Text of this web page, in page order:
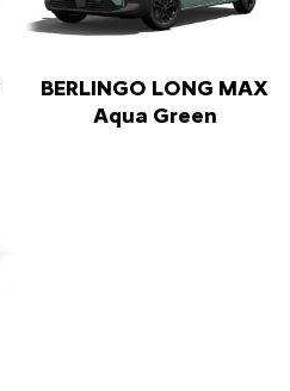
BERLINGO LONG MAX
Aqua Green